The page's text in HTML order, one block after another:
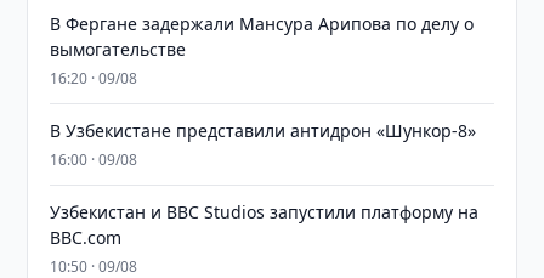
В Фергане задержали Мансура Арипова по делу о
вымогательстве
16:20 · 09/08
В Узбекистане представили антидрон «Шункор-8»
16:00 · 09/08
Узбекистан и BBC Studios запустили платформу на
BBC.com
10:50 · 09/08